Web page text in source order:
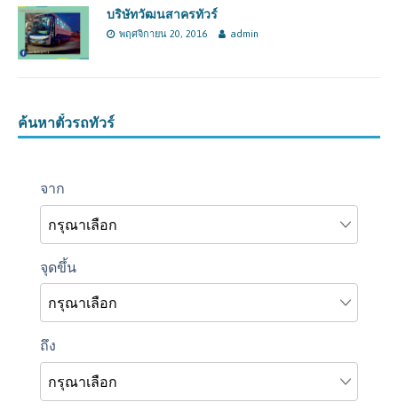
บริษัทวัฒนสาครทัวร์
พฤศจิกายน 20, 2016 admin
ค้นหาตั๋วรถทัวร์